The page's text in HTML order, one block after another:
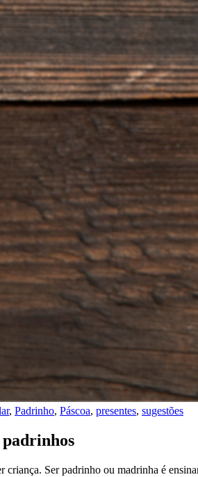
, Padrinho, Páscoa, presentes, sugestões
padrinhos
Ser padrinho ou madrinha é